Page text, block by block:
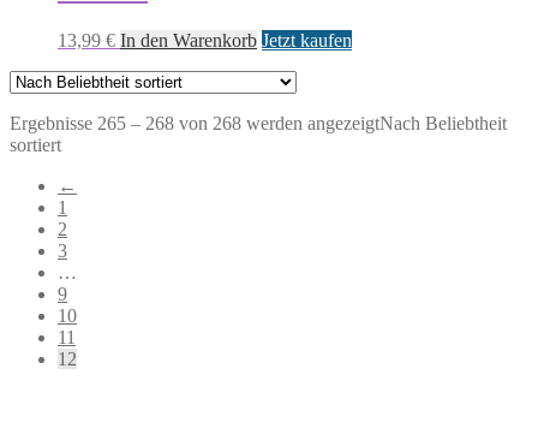
13,99 € In den Warenkorb Jetzt kaufen
Ergebnisse 265 – 268 von 268 werden angezeigtNach Beliebtheit
sortiert
←
1
2
3
…
9
10
11
12